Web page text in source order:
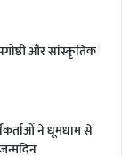
और सांस्कृतिक
ने धूमधाम से